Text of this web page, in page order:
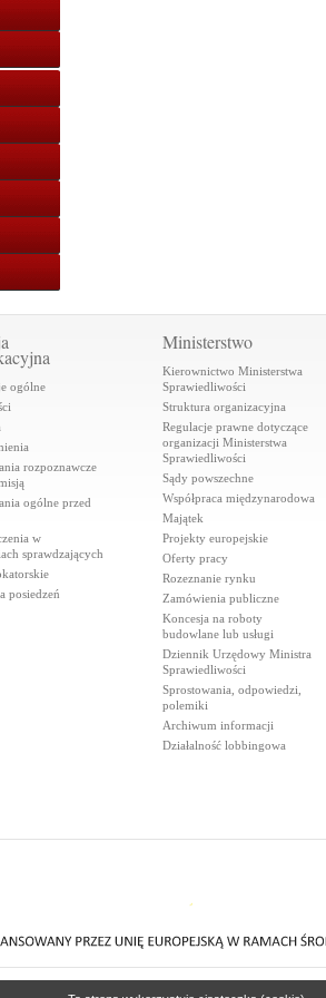
ogólne
rozpoznawcze
ogólne przed
w
sprawdzających
posiedzeń
Ministerstwo
Kierownictwo Ministerstwa
Sprawiedliwości
Struktura organizacyjna
Regulacje prawne dotyczące
organizacji Ministerstwa
Sprawiedliwości
Sądy powszechne
Współpraca międzynarodowa
Majątek
Projekty europejskie
Oferty pracy
Rozeznanie rynku
Zamówienia publiczne
Koncesja na roboty
budowlane lub usługi
Dziennik Urzędowy Ministra
Sprawiedliwości
Sprostowania, odpowiedzi,
polemiki
Archiwum informacji
Działalność lobbingowa